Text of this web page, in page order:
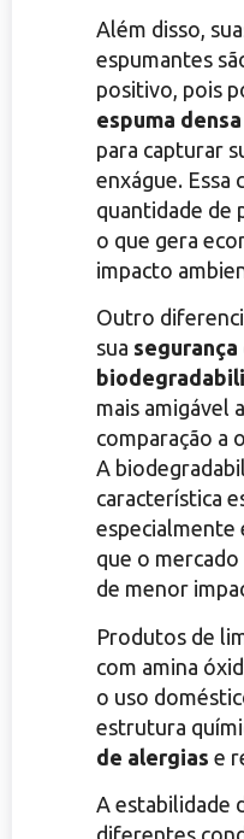
Além disso,
espumantes
positivo, pois
espuma
para capturar
enxágue. Essa
quantidade de
o que gera
impacto
Outro
sua segurança
mais amigável
comparação a
A
característica
especialmente
que o
de menor
Produtos de
com amina
o uso
estrutura
de alergias e
A estabilidade